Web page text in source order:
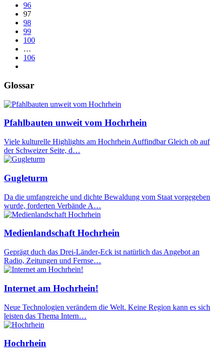
96
97
98
99
100
…
106
Glossar
Pfahlbauten unweit vom Hochrhein
Viele kulturelle Highlights am Hochrhein Auffindbar Gleich ob auf
der Schweizer Seite, d…
Gugleturm
Da die umfangreiche und dichte Bewaldung vom Staat vorgegeben
wurde, forderten Verbände A…
Medienlandschaft Hochrhein
Geprägt duch das Drei-Länder-Eck ist natürlich das Angebot an
Radio, Zeitungen und Fernse…
Internet am Hochrhein!
Neue Technologien verändern die Welt. Keine Region kann es sich
leisten das Thema Intern…
Hochrhein